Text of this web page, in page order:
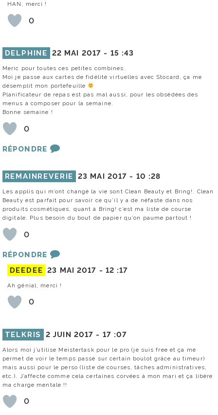
HAN, merci !
0
DELPHINE 22 MAI 2017 - 15 :43
Meric pour toutes ces petites combines.
Moi je passe aux cartes de fidélité virtuelles avec Stocard, ça me
désemplit mon portefeuille
Planificateur de repas est pas mal aussi, pour les obsédées des
menus à composer pour la semaine.
Bonne semaine !
0
RÉPONDRE
REMAINREVERIE 23 MAI 2017 - 10 :28
Les applis qui m’ont changé la vie sont Clean Beauty et Bring!. Clean
Beauty est parfait pour savoir ce qu’il y a de néfaste dans nos
produits cosmétiques, quant à Bring! c’est ma liste de course
digitale. Plus besoin du bout de papier qu’on paume partout !
0
RÉPONDRE
DEEDEE 23 MAI 2017 - 12 :17
Ah génial, merci !
0
TELKRIS 2 JUIN 2017 - 17 :07
Alors moi j’utilise Meistertask pour le pro (je suis free et ça me
permet de voir le temps passé sur certain boulot grâce au timeur)
mais aussi pour le perso (liste de courses, tâches administratives,
etc.). J’affecte comme cela certaines corvées à mon mari et ça libère
ma charge mentale !!
0